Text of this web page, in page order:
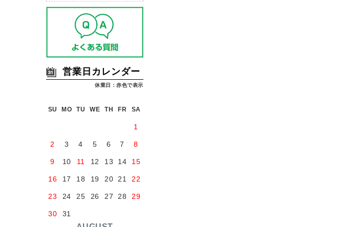
営業日カレンダー
休業日：赤色で表示
SU MO TU WE TH FR SA
1
2 3 4 5 6 7 8
9 10 11 12 13 14 15
16 17 18 19 20 21 22
23 24 25 26 27 28 29
30 31